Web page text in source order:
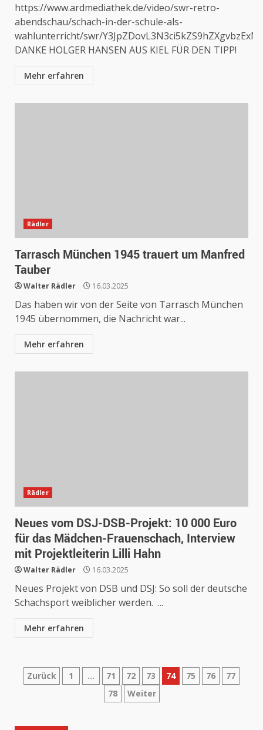
https://www.ardmediathek.de/video/swr-retro-
abendschau/schach-in-der-schule-als-
wahlunterricht/swr/
DANKE HOLGER HANSEN AUS KIEL FÜR DEN TIPP!
Mehr erfahren
Rädler
Tarrasch München 1945 trauert um Manfred
Tauber
Walter Rädler 16.03.2025
Das haben wir von der Seite von Tarrasch München
1945 übernommen, die Nachricht war...
Mehr erfahren
Rädler
Neues vom DSJ-DSB-Projekt: 10 000 Euro
für das Mädchen-Frauenschach, Interview
mit Projektleiterin Lilli Hahn
Walter Rädler 16.03.2025
Neues Projekt von DSB und DSJ: So soll der deutsche
Schachsport weiblicher werden. ...
Mehr erfahren
Seitennummerierung
Beiträge
Zurück 1 … 71 72 73 74 75 76
77
78
Weiter